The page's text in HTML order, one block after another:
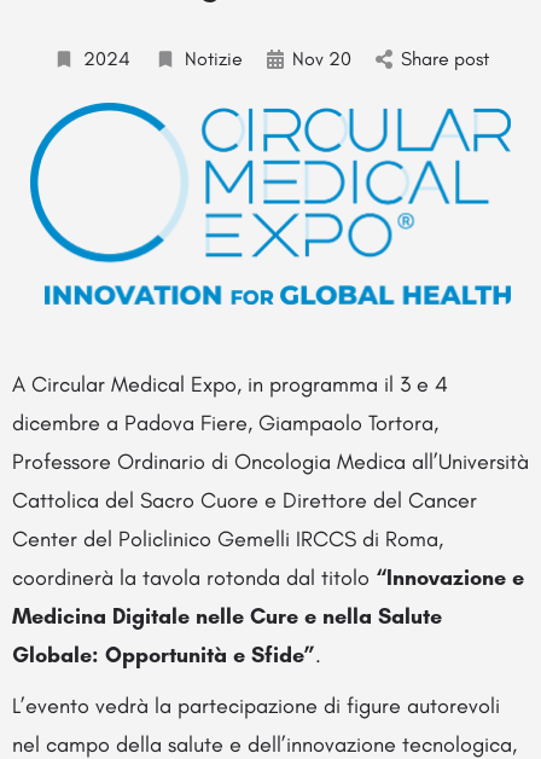
2024 Notizie Nov 20 Share post
A Circular Medical Expo, in programma il 3 e 4
dicembre a Padova Fiere, Giampaolo Tortora,
Professore Ordinario di Oncologia Medica all’Università
Cattolica del Sacro Cuore e Direttore del Cancer
Center del Policlinico Gemelli IRCCS di Roma,
coordinerà la tavola rotonda dal titolo “Innovazione e
Medicina Digitale nelle Cure e nella Salute
Globale: Opportunità e Sfide”.
L’evento vedrà la partecipazione di figure autorevoli
nel campo della salute e dell’innovazione tecnologica,